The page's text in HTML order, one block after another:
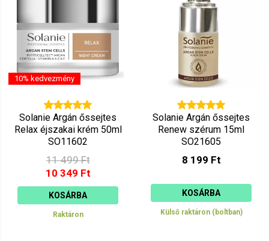
10% kedvezmény
Solanie Argán őssejtes
Relax éjszakai krém 50ml
SO11602
11 499 Ft
10 349 Ft
KOSÁRBA
Raktáron
Solanie Argán őssejtes
Renew szérum 15ml
SO21605
8 199 Ft
KOSÁRBA
Külső raktáron (boltban)